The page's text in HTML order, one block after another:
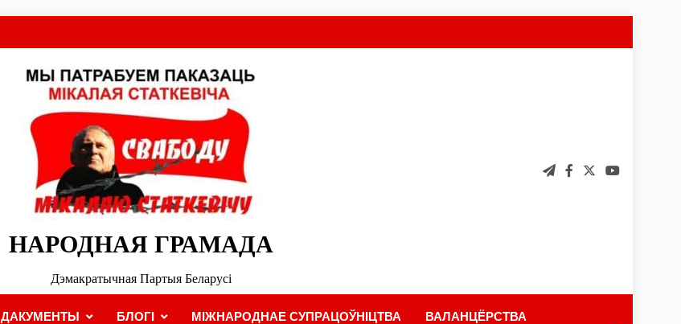
НАРОДНАЯ ГРАМАДА
Дэмакратычная Партыя Беларусі
ДАКУМЕНТЫ БЛОГІ МІЖНАРОДНАЕ СУПРАЦОЎНІЦТВА ВАЛАНЦЁРСТВА